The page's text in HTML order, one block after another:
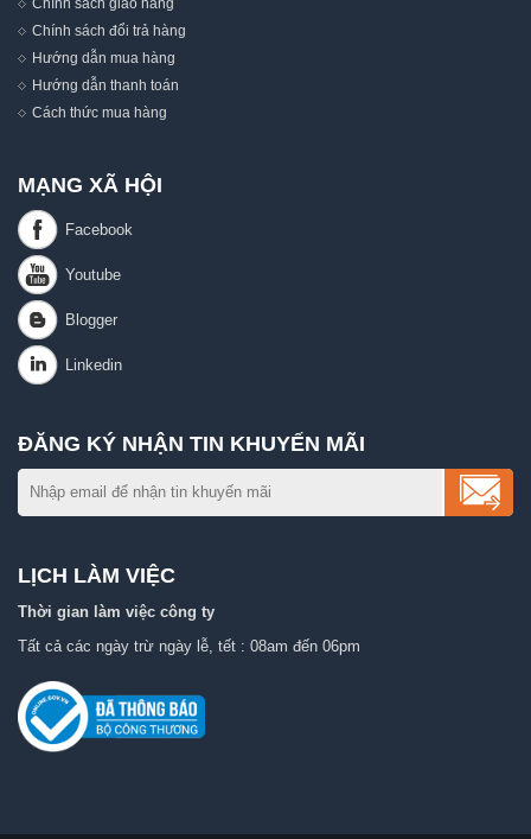
Chính sách giao hàng
Chính sách đổi trả hàng
Hướng dẫn mua hàng
Hướng dẫn thanh toán
Cách thức mua hàng
MẠNG XÃ HỘI
ĐĂNG KÝ NHẬN TIN KHUYẾN MÃI
LỊCH LÀM VIỆC
Thời gian làm việc công ty
Tất cả các ngày trừ ngày lễ, tết : 08am đến 06pm